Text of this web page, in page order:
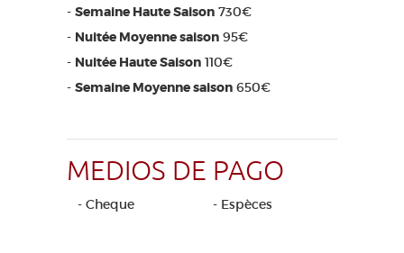
- Semaine Haute Saison 730€
- Nuitée Moyenne saison 95€
- Nuitée Haute Saison 110€
- Semaine Moyenne saison 650€
MEDIOS DE PAGO
- Cheque - Espèces